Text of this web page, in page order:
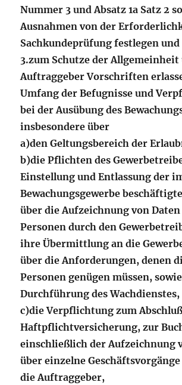
Nummer 3 und Absatz 1a Satz 2
Ausnahmen von der
Sachkundeprüfung festlegen und
3.zum Schutze der Allgemeinheit
Auftraggeber Vorschriften
Umfang der Befugnisse und
bei der Ausübung des
insbesondere über
a)den Geltungsbereich der
b)die Pflichten des
Einstellung und Entlassung der
Bewachungsgewerbe
über die Aufzeichnung von
Personen durch den
ihre Übermittlung an die
über die Anforderungen, denen
Personen genügen müssen,
Durchführung des Wachdienstes,
c)die Verpflichtung zum
Haftpflichtversicherung, zur
einschließlich der Aufzeichnung
über einzelne
die Auftraggeber,